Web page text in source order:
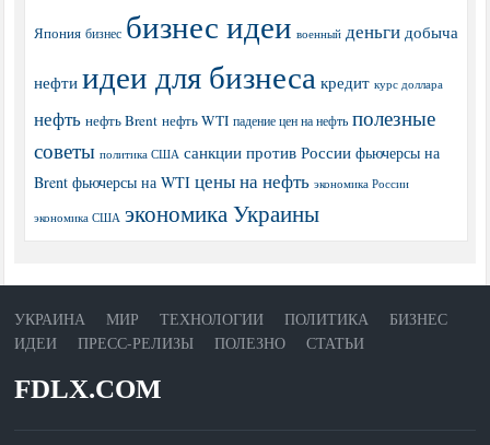
Япония бизнес бизнес идеи военный деньги добыча
нефти идеи для бизнеса кредит курс доллара
нефть нефть Brent нефть WTI падение цен на нефть полезные
советы политика США санкции против России фьючерсы на
Brent фьючерсы на WTI цены на нефть экономика России
экономика США экономика Украины
УКРАИНА МИР ТЕХНОЛОГИИ ПОЛИТИКА
БИЗНЕС
ИДЕИ
ПРЕСС-РЕЛИЗЫ ПОЛЕЗНО СТАТЬИ
FDLX.COM